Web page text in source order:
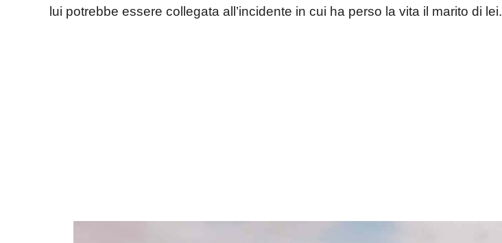
lui potrebbe essere collegata all’incidente in cui ha perso la vita il marito di lei.